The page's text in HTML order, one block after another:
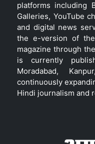
platforms including
Galleries, YouTube
and digital news
the e-version of
magazine through
is currently
Moradabad,
continuously
Hindi journalism and